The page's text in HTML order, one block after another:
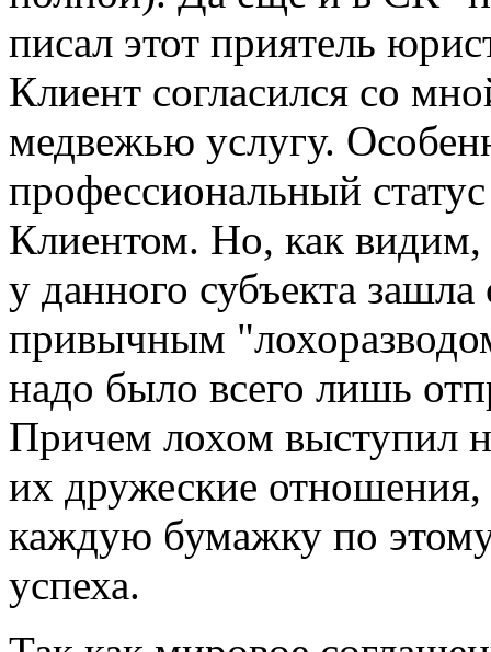
писал этот приятель
Клиент согласился со
медвежью услугу.
профессиональный
Клиентом. Но, как
у данного субъекта
привычным
надо было всего лишь
Причем лохом выступил
их дружеские
каждую бумажку по
успеха.